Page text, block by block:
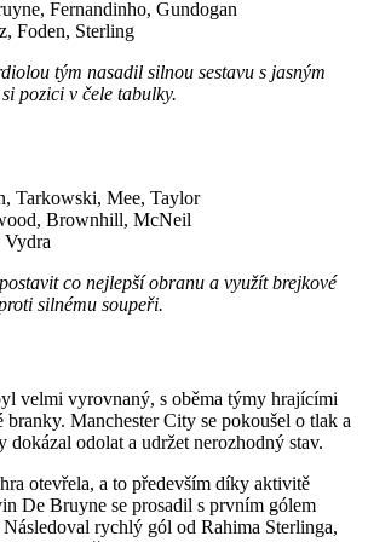
Fernandinho, Gundogan
Foden, Sterling
tým nasadil silnou sestavu s jasným
pozici v čele tabulky.
Tarkowski, Mee, Taylor
Brownhill, McNeil
co nejlepší obranu a využít brejkové
silnému soupeři.
velmi vyrovnaný, s oběma týmy hrajícími
branky. Manchester City se pokoušel o tlak a
dokázal odolat a udržet nerozhodný stav.
otevřela, a to především díky aktivitě
De Bruyne se prosadil s prvním gólem
Následoval rychlý gól od Rahima Sterlinga,